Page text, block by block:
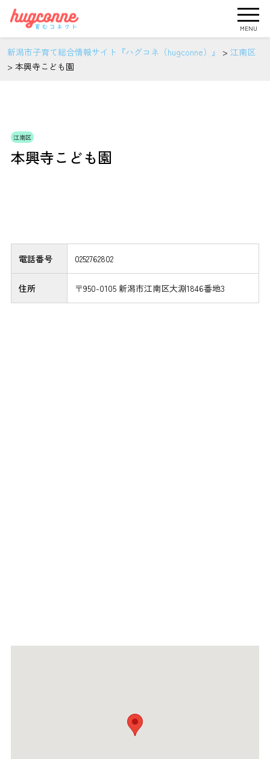
MENU
新潟市子育て総合情報サイト『ハグコネ（hugconne）』 > 江南区
> 本興寺こども園
江南区
本興寺こども園
電話番号 0252762802
住所 〒950-0105 新潟市江南区大淵1846番地3